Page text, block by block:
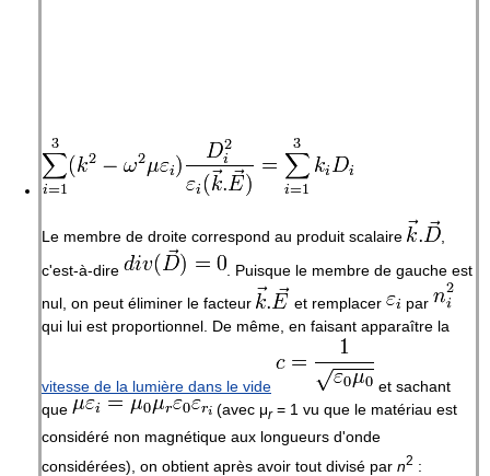
Le membre de droite correspond au produit scalaire
,
c'est-à-dire
. Puisque le membre de gauche est
nul, on peut éliminer le facteur
et remplacer
par
qui lui est proportionnel. De même, en faisant apparaître la
vitesse de la lumière dans le vide
et sachant
que
(avec μr= 1 vu que le matériau est
considéré non magnétique aux longueurs d'onde
considérées), on obtient après avoir tout divisé par n2 :